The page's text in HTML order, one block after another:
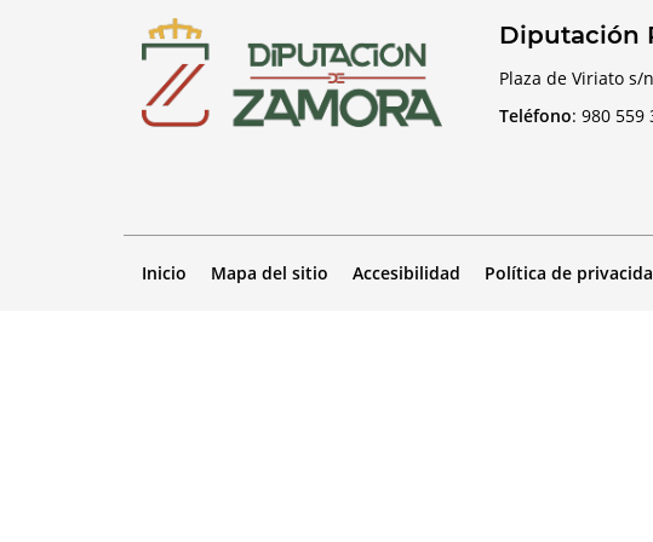
Diputación
Plaza de Viriato s/
Teléfono: 980 559
Inicio Mapa del sitio Accesibilidad Política de